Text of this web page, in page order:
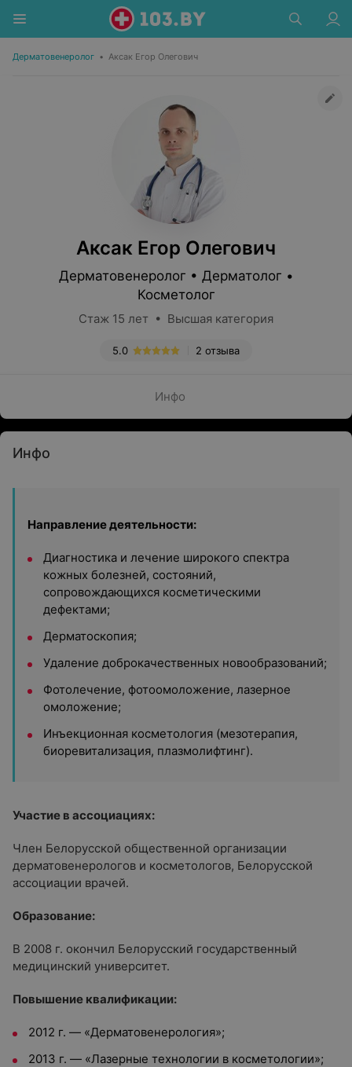
Дерматовенеролог • Аксак Егор Олегович
Аксак Егор Олегович
Дерматовенеролог • Дерматолог •
Косметолог
Стаж 15 лет • Высшая категория
2 отзыва
5.0
Инфо
Инфо
Направление деятельности:
Диагностика и лечение широкого спектра
кожных болезней, состояний,
сопровождающихся косметическими
дефектами;
Дерматоскопия;
Удаление доброкачественных новообразований;
Фотолечение, фотоомоложение, лазерное
омоложение;
Инъекционная косметология (мезотерапия,
биоревитализация, плазмолифтинг).
Участие в ассоциациях:
Член Белорусской общественной организации
дерматовенерологов и косметологов, Белорусской
ассоциации врачей.
Образование:
В 2008 г. окончил Белорусский государственный
медицинский университет.
Повышение квалификации:
2012 г. — «Дерматовенерология»;
2013 г. — «Лазерные технологии в косметологии»;